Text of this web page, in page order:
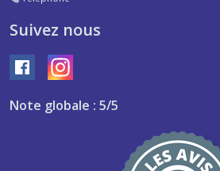
Suivez nous
Note globale : 5/5